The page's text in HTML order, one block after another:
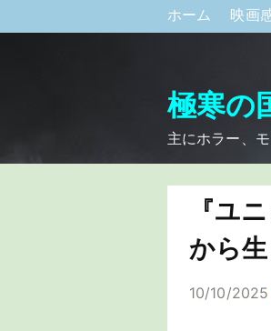
ホーム 映画
極寒の
主にホラー、
『ユ
から
10/10/